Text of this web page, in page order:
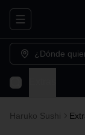
Abrir menu de
¿Dónde
Haruko Sushi